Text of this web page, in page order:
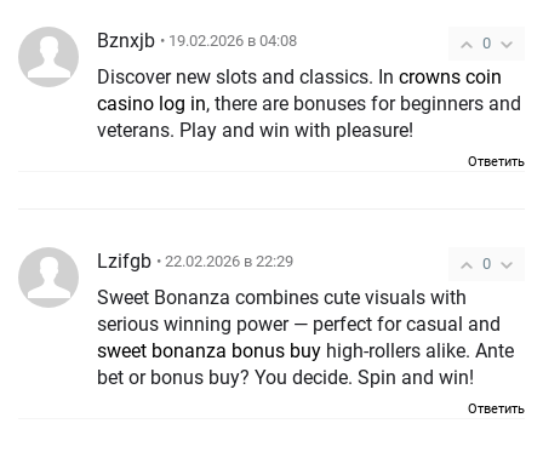
0
Bznxjb • 19.02.2026 в 04:08
Discover new slots and classics. In crowns coin
casino log in, there are bonuses for beginners and
veterans. Play and win with pleasure!
Ответить
0
Lzifgb • 22.02.2026 в 22:29
Sweet Bonanza combines cute visuals with
serious winning power — perfect for casual and
sweet bonanza bonus buy high-rollers alike. Ante
bet or bonus buy? You decide. Spin and win!
Ответить